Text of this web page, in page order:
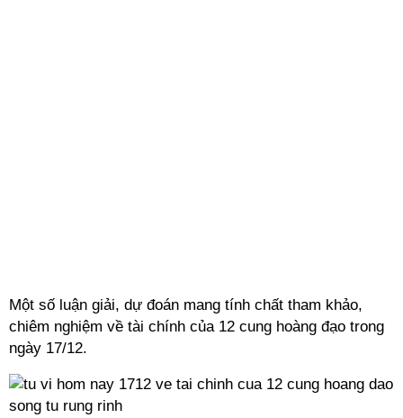
Một số luận giải, dự đoán mang tính chất tham khảo,
chiêm nghiệm về tài chính của 12 cung hoàng đạo trong
ngày 17/12.